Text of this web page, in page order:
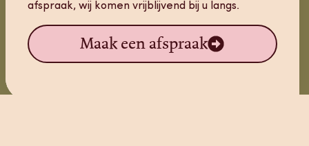
afspraak, wij komen vrijblijvend bij u langs.
Maak een afspraak